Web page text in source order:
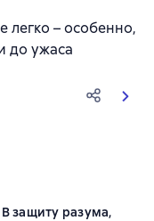
легко – особенно,
до ужаса
защиту разума,